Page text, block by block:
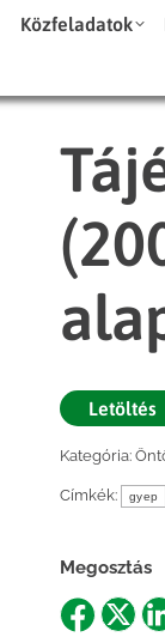
Közfeladatok
Letöltés
Kategória:
Címkék: gyep
Megosztás
Share